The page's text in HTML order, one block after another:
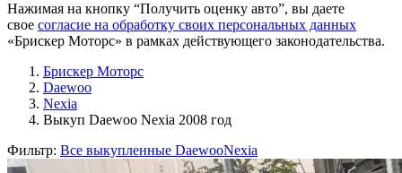
Нажимая на кнопку “Получить оценку авто”, вы даете
свое согласие на обработку своих персональных данных
«Брискер Моторс» в рамках действующего законодательства.
Брискер Моторс
Daewoo
Nexia
Выкуп Daewoo Nexia 2008 год
Фильтр: Все выкупленные DaewooNexia